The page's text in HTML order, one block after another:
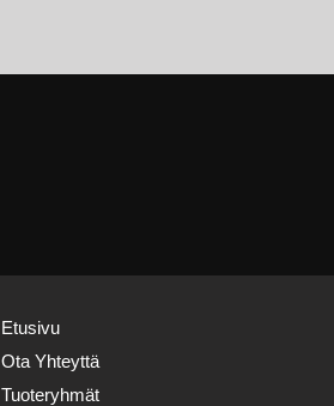
Etusivu
Ota Yhteyttä
Tuoteryhmät